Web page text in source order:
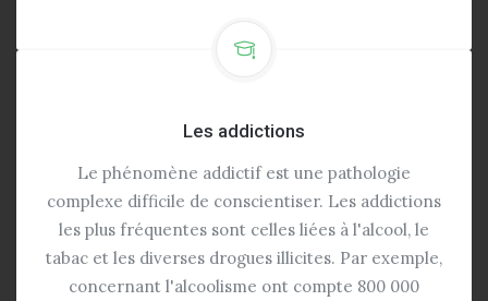
Les addictions
Le phénomène addictif est une pathologie
complexe difficile de conscientiser. Les addictions
les plus fréquentes sont celles liées à l'alcool, le
tabac et les diverses drogues illicites. Par exemple,
concernant l'alcoolisme ont compte 800 000